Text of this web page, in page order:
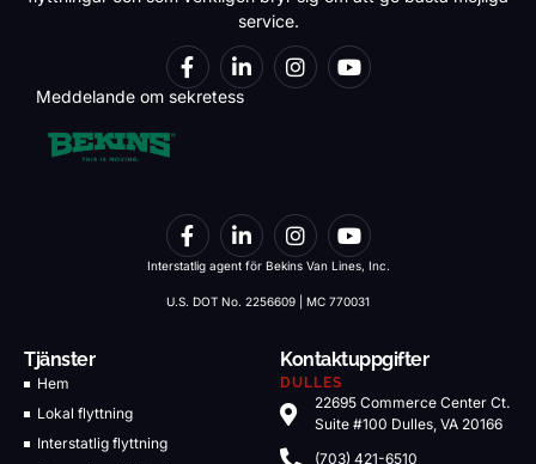
service.
Meddelande om sekretess
Interstatlig agent för Bekins Van Lines, Inc.
U.S. DOT No. 2256609 | MC 770031
Tjänster
Hem
Lokal flyttning
Interstatlig flyttning
Kontaktuppgifter
DULLES
22695 Commerce Center Ct.
Suite #100 Dulles, VA 20166
(703) 421-6510